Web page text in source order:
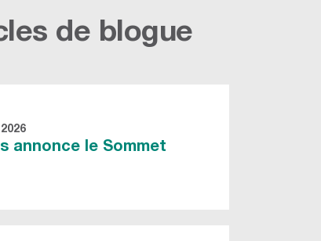
de blogue
annonce le Sommet